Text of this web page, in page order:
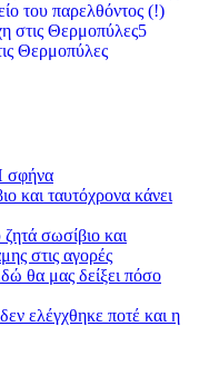
του παρελθόντος (!)
5
Θερμοπύλες
σφήνα
και ταυτόχρονα κάνει
σωσίβιο και
στις αγορές
θα μας δείξει πόσο
ελέγχθηκε ποτέ και η